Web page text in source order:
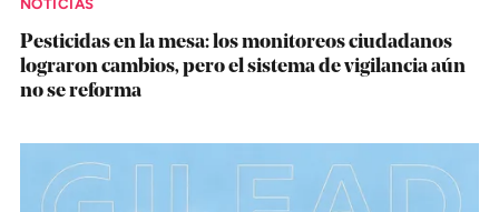
NOTICIAS
Pesticidas en la mesa: los monitoreos ciudadanos
lograron cambios, pero el sistema de vigilancia aún
no se reforma